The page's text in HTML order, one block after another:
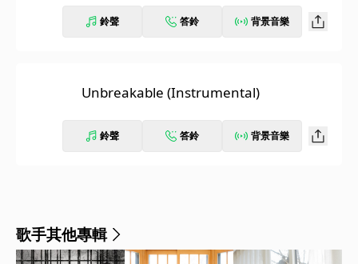
鈴聲 答鈴 背景音樂
Unbreakable (Instrumental)
鈴聲 答鈴 背景音樂
歌手其他專輯